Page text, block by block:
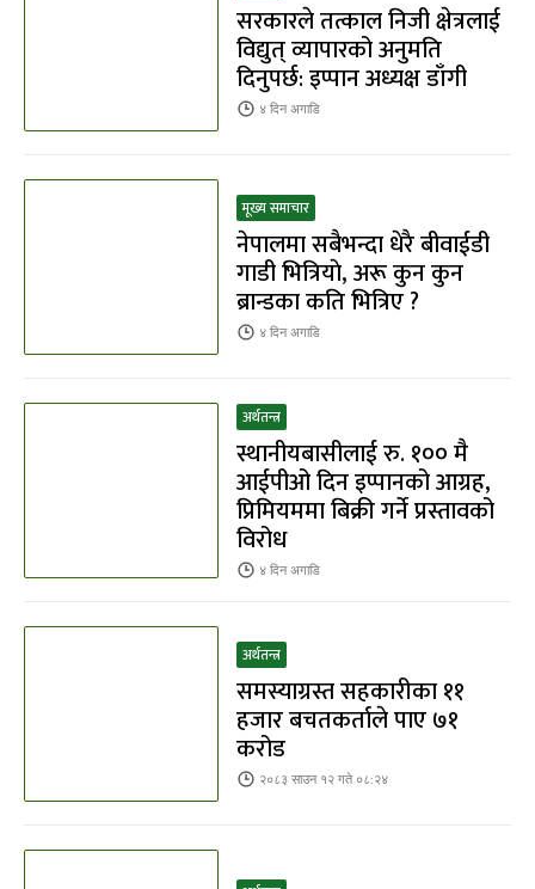
सरकारले तत्काल निजी क्षेत्रलाई
विद्युत् व्यापारको अनुमति
दिनुपर्छ: इप्पान अध्यक्ष डाँगी
४ दिनअगाडि
मूख्य समाचार
नेपालमा सबैभन्दा धेरै बीवाईडी
गाडी भित्रियाे, अरू कुन कुन
ब्रान्डका कति भित्रिए ?
४ दिनअगाडि
अर्थतन्त्र
स्थानीयबासीलाई रु. १०० मै
आईपीओ दिन इप्पानको आग्रह,
प्रिमियममा बिक्री गर्ने प्रस्तावको
विरोध
४ दिनअगाडि
अर्थतन्त्र
समस्याग्रस्त सहकारीका ११
हजार बचतकर्ताले पाए ७१
करोड
२०८३ साउन १२ गते ०८:२४